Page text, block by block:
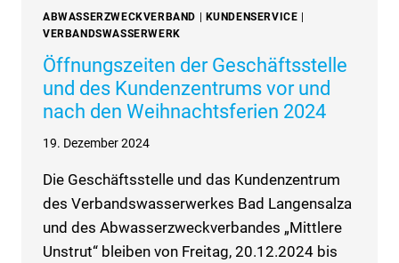
ABWASSERZWECKVERBAND | KUNDENSERVICE |
VERBANDSWASSERWERK
Öffnungszeiten der Geschäftsstelle
und des Kundenzentrums vor und
nach den Weihnachtsferien 2024
19. Dezember 2024
Die Geschäftsstelle und das Kundenzentrum
des Verbandswasserwerkes Bad Langensalza
und des Abwasserzweckverbandes „Mittlere
Unstrut“ bleiben von Freitag, 20.12.2024 bis